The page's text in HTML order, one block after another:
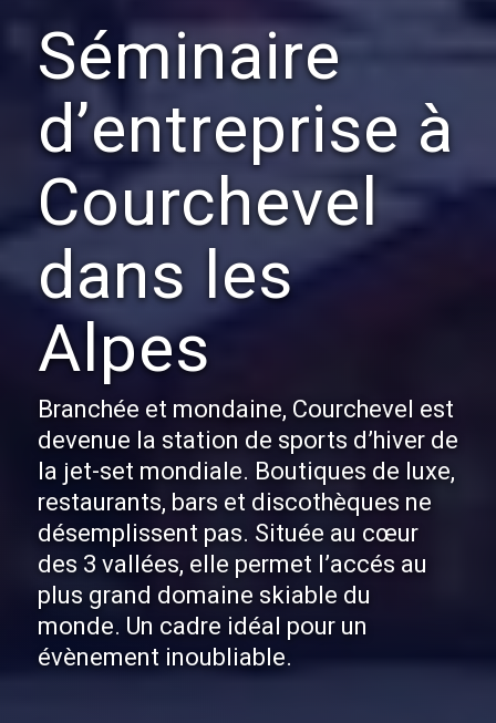
Séminaire
d’entreprise à
Courchevel
dans les
Alpes
Branchée et mondaine, Courchevel est
devenue la station de sports d’hiver de
la jet-set mondiale. Boutiques de luxe,
restaurants, bars et discothèques ne
désemplissent pas. Située au cœur
des 3 vallées, elle permet l’accés au
plus grand domaine skiable du
monde. Un cadre idéal pour un
évènement inoubliable.